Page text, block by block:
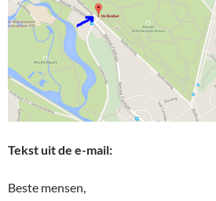
Tekst uit de e-mail:
Beste mensen,